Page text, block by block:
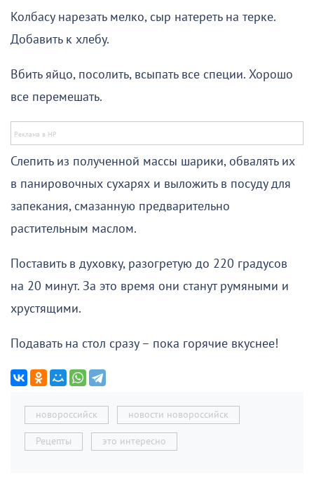
Колбасу нарезать мелко, сыр натереть на терке.
Добавить к хлебу.
Вбить яйцо, посолить, всыпать все специи. Хорошо
все перемешать.
Слепить из полученной массы шарики, обвалять их
в панировочных сухарях и выложить в посуду для
запекания, смазанную предварительно
растительным маслом.
Поставить в духовку, разогретую до 220 градусов
на 20 минут. За это время они станут румяными и
хрустящими.
Подавать на стол сразу – пока горячие вкуснее!
новороссийск новости новороссийск
Рецепты это интересно